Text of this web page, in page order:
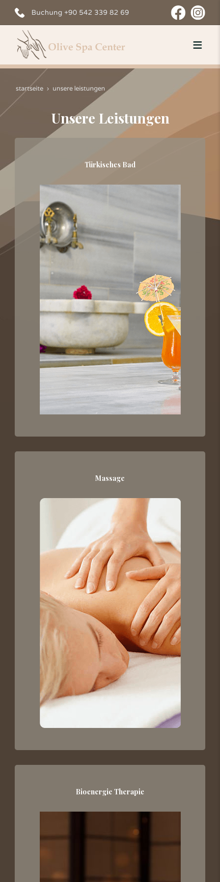
Buchung +90 542 339 82 69
startseite unsere leistungen
Unsere Leistungen
Türkisches Bad
Massage
Bioenergie Therapie